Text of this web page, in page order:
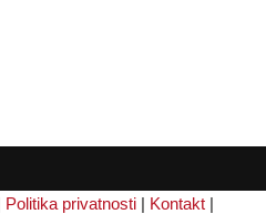
Politika privatnosti | Kontakt |